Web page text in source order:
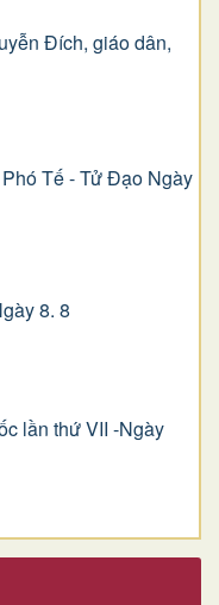
Ðích, giáo dân,
Tế - Tử Đạo Ngày
8. 8
lần thứ VII -Ngày